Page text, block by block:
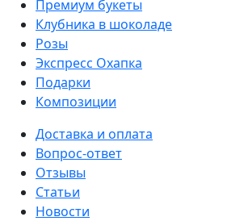
Премиум букеты
Клубника в шоколаде
Розы
Экспресс Охапка
Подарки
Композиции
Доставка и оплата
Вопрос-ответ
Отзывы
Статьи
Новости